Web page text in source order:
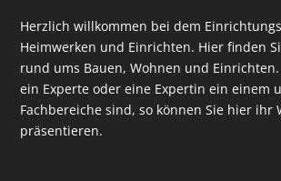
Herzlich willkommen bei dem
Heimwerken und Einrichten. Hier finden
rund ums Bauen, Wohnen und Einrichten.
ein Experte oder eine Expertin ein einem
Fachbereiche sind, so können Sie hier ihr
präsentieren.